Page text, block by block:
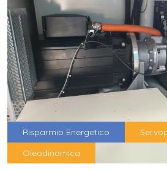
Risparmio Energetico
Oleodinamica